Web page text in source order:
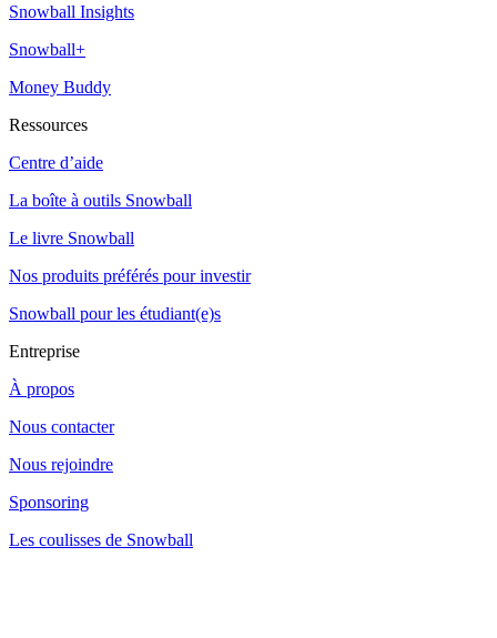
Snowball Insights
Snowball+
Money Buddy
Ressources
Centre d’aide
La boîte à outils Snowball
Le livre Snowball
Nos produits préférés pour investir
Snowball pour les étudiant(e)s
Entreprise
À propos
Nous contacter
Nous rejoindre
Sponsoring
Les coulisses de Snowball